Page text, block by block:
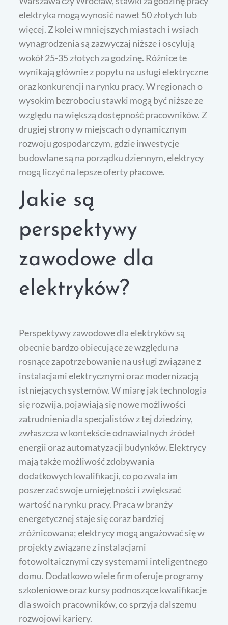
elektryka mogą wynosić nawet 50 złotych lub
więcej. Z kolei w mniejszych miastach i wsiach
wynagrodzenia są zazwyczaj niższe i oscylują
wokół 25-35 złotych za godzinę. Różnice te
wynikają głównie z popytu na usługi elektryczne
oraz konkurencji na rynku pracy. W regionach o
wysokim bezrobociu stawki mogą być niższe ze
względu na większą dostępność pracowników. Z
drugiej strony w miejscach o dynamicznym
rozwoju gospodarczym, gdzie inwestycje
budowlane są na porządku dziennym, elektrycy
mogą liczyć na lepsze oferty płacowe.
Jakie są
perspektywy
zawodowe dla
elektryków?
Perspektywy zawodowe dla elektryków są
obecnie bardzo obiecujące ze względu na
rosnące zapotrzebowanie na usługi związane z
instalacjami elektrycznymi oraz modernizacją
istniejących systemów. W miarę jak technologia
się rozwija, pojawiają się nowe możliwości
zatrudnienia dla specjalistów z tej dziedziny,
zwłaszcza w kontekście odnawialnych źródeł
energii oraz automatyzacji budynków. Elektrycy
mają także możliwość zdobywania
dodatkowych kwalifikacji, co pozwala im
poszerzać swoje umiejętności i zwiększać
wartość na rynku pracy. Praca w branży
energetycznej staje się coraz bardziej
zróżnicowana; elektrycy mogą angażować się w
projekty związane z instalacjami
fotowoltaicznymi czy systemami inteligentnego
domu. Dodatkowo wiele firm oferuje programy
szkoleniowe oraz kursy podnoszące kwalifikacje
dla swoich pracowników, co sprzyja dalszemu
rozwojowi kariery.